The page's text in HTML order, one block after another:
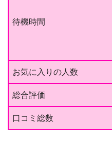
待機時間
お気に入りの人数
総合評価
口コミ総数